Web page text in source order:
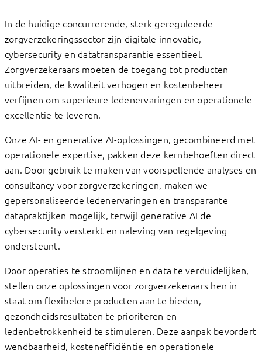
In de huidige concurrerende, sterk gereguleerde
zorgverzekeringssector zijn digitale innovatie,
cybersecurity en datatransparantie essentieel.
Zorgverzekeraars moeten de toegang tot producten
uitbreiden, de kwaliteit verhogen en kostenbeheer
verfijnen om superieure ledenervaringen en operationele
excellentie te leveren.
Onze AI- en generative AI-oplossingen, gecombineerd met
operationele expertise, pakken deze kernbehoeften direct
aan. Door gebruik te maken van voorspellende analyses en
consultancy voor zorgverzekeringen, maken we
gepersonaliseerde ledenervaringen en transparante
datapraktijken mogelijk, terwijl generative AI de
cybersecurity versterkt en naleving van regelgeving
ondersteunt.
Door operaties te stroomlijnen en data te verduidelijken,
stellen onze oplossingen voor zorgverzekeraars hen in
staat om flexibelere producten aan te bieden,
gezondheidsresultaten te prioriteren en
ledenbetrokkenheid te stimuleren. Deze aanpak bevordert
wendbaarheid, kostenefficiëntie en operationele